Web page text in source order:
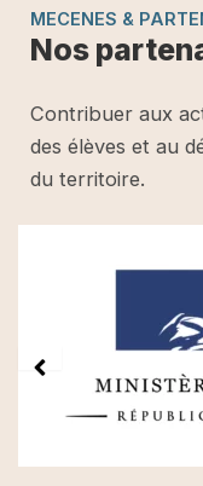
MECENES &
Nos
Contribuer aux
des élèves et au
du territoire.